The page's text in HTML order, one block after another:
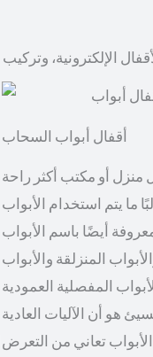
أقفال أبواب السحاب
أو مكتب أكثر راحة
ما يتم استخدام الأبواب
أيضًا باسم الأبواب
المنزلقة والأبواب
المفصلية العمودية
هو أن الآليات العادية
تعاني من التعرض